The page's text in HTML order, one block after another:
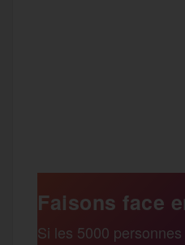
b t
r
Faisons face
Si les 5000